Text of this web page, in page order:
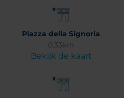
Piazza della Signoria
0.33km
Bekijk de kaart